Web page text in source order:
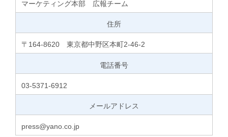
マーケティング本部 広報チーム
住所
〒164-8620 東京都中野区本町2-46-2
電話番号
03-5371-6912
メールアドレス
press@yano.co.jp